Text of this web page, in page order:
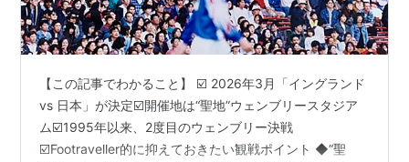
【この記事でわかること】 ☑️ 2026年3月「イングランド
vs 日本」が決定☑️開催地は“聖地”ウェンブリースタジア
ム☑️1995年以来、2度目のウェンブリー決戦
☑️Footraveller的に抑えておきたい観戦ポイント ◆“聖